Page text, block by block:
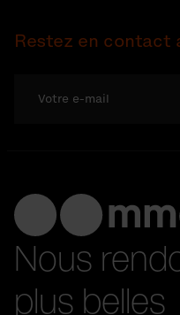
Restez en contact
Nous
plus belles